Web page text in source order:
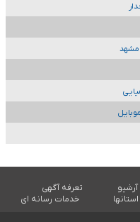
آرشیو
تعرفه آگهی
خدمات رسانه ای